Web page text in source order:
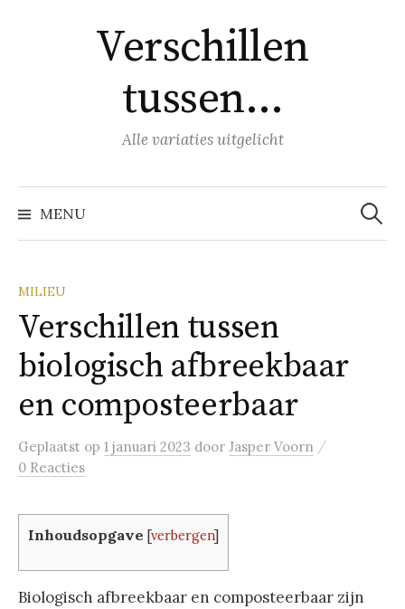
Verschillen
tussen…
Alle variaties uitgelicht
MENU
Zoeken
naar:
MILIEU
Verschillen tussen
biologisch afbreekbaar
en composteerbaar
Geplaatst op 1 januari 2023 door Jasper Voorn /
0 Reacties
Inhoudsopgave [verbergen]
Biologisch afbreekbaar en composteerbaar zijn